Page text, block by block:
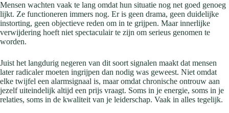
Mensen wachten vaak te lang omdat hun situatie nog net goed genoeg
lijkt. Ze functioneren immers nog. Er is geen drama, geen duidelijke
instorting, geen objectieve reden om in te grijpen. Maar innerlijke
verwijdering hoeft niet spectaculair te zijn om serieus genomen te
worden.
Juist het langdurig negeren van dit soort signalen maakt dat mensen
later radicaler moeten ingrijpen dan nodig was geweest. Niet omdat
elke twijfel een alarmsignaal is, maar omdat chronische ontrouw aan
jezelf uiteindelijk altijd een prijs vraagt. Soms in je energie, soms in je
relaties, soms in de kwaliteit van je leiderschap. Vaak in alles tegelijk.